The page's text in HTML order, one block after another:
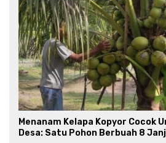
Menanam Kelapa Kopyor Cocok
Desa: Satu Pohon Berbuah 8